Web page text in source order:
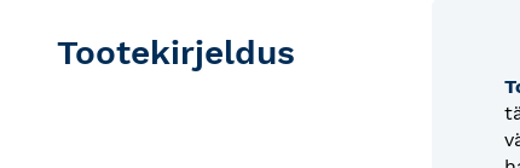
Tootekirjeldus